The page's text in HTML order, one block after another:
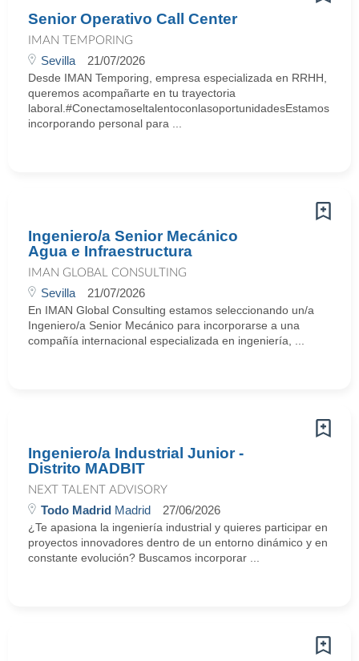
Senior Operativo Call Center
IMAN TEMPORING
Sevilla 21/07/2026
Desde IMAN Temporing, empresa especializada en RRHH,
queremos acompañarte en tu trayectoria
laboral.#ConectamoseltalentoconlasoportunidadesEstamos
incorporando personal para ...
Ingeniero/a Senior Mecánico
Agua e Infraestructura
IMAN GLOBAL CONSULTING
Sevilla 21/07/2026
En IMAN Global Consulting estamos seleccionando un/a
Ingeniero/a Senior Mecánico para incorporarse a una
compañía internacional especializada en ingeniería, ...
Ingeniero/a Industrial Junior -
Distrito MADBIT
NEXT TALENT ADVISORY
Todo Madrid Madrid 27/06/2026
¿Te apasiona la ingeniería industrial y quieres participar en
proyectos innovadores dentro de un entorno dinámico y en
constante evolución? Buscamos incorporar ...